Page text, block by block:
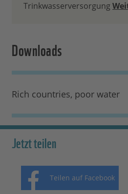
Trinkwasserversorgung
Downloads
Rich countries, poor water
Jetzt teilen
Teilen auf Facebook